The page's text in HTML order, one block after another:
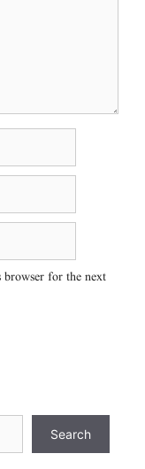
browser for the next
Search